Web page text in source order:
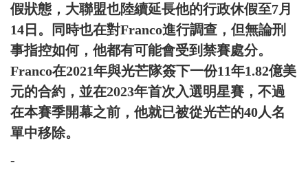
假狀態，大聯盟也陸續延長他的行政休假至7月
14日。同時也在對Franco進行調查，但無論刑
事指控如何，他都有可能會受到禁賽處分。
Franco在2021年與光芒隊簽下一份11年1.82億美
元的合約，並在2023年首次入選明星賽，不過
在本賽季開幕之前，他就已被從光芒的40人名
單中移除。
-